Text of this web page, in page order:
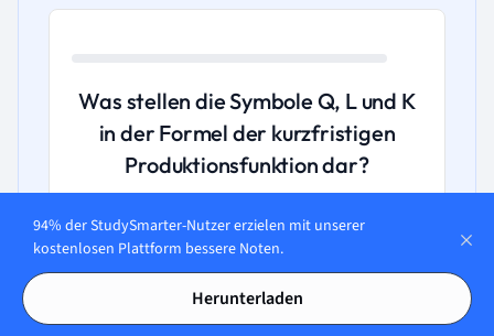
Was stellen die Symbole Q, L und K
in der Formel der kurzfristigen
Produktionsfunktion dar?
A. Q steht für Quantität, L für Länge und K
für Kapazität.
B. Q steht für die Menge des Outputs, L für
94% der StudySmarter-Nutzer erzielen mit unserer
kostenlosen Plattform bessere Noten.
Herunterladen